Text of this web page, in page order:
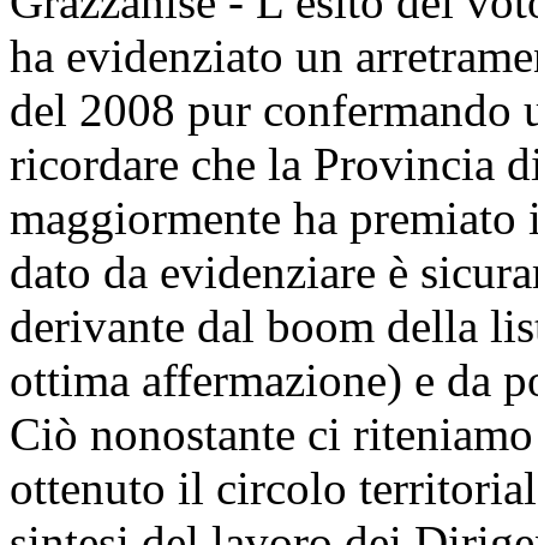
ha evidenziato un
del 2008 pur confermando
ricordare che la Provincia
maggiormente ha
dato da evidenziare è
derivante dal boom della
ottima affermazione) e da
Ciò nonostante ci
ottenuto il circolo